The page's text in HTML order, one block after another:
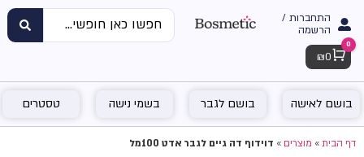
התחברות /
הרשמה
Cart
0
₪ 0
בושם לאישה בושם לגבר בשמי נישה טסטרים
דף הבית»מוצרים»דוידוף דה גיים לגבר אדט 100מל